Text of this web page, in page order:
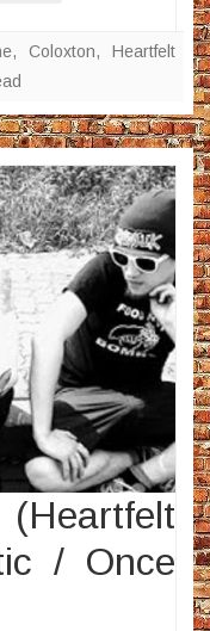
,Coloxton,Heartfelt
/ Once